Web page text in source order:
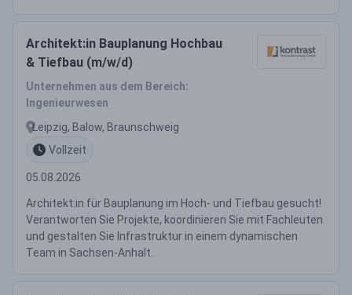
Architekt:in Bauplanung Hochbau
& Tiefbau (m/w/d)
Unternehmen aus dem Bereich:
Ingenieurwesen
Leipzig, Balow, Braunschweig
Vollzeit
05.08.2026
Architekt:in für Bauplanung im Hoch- und Tiefbau gesucht!
Verantworten Sie Projekte, koordinieren Sie mit Fachleuten
und gestalten Sie Infrastruktur in einem dynamischen
Team in Sachsen-Anhalt.